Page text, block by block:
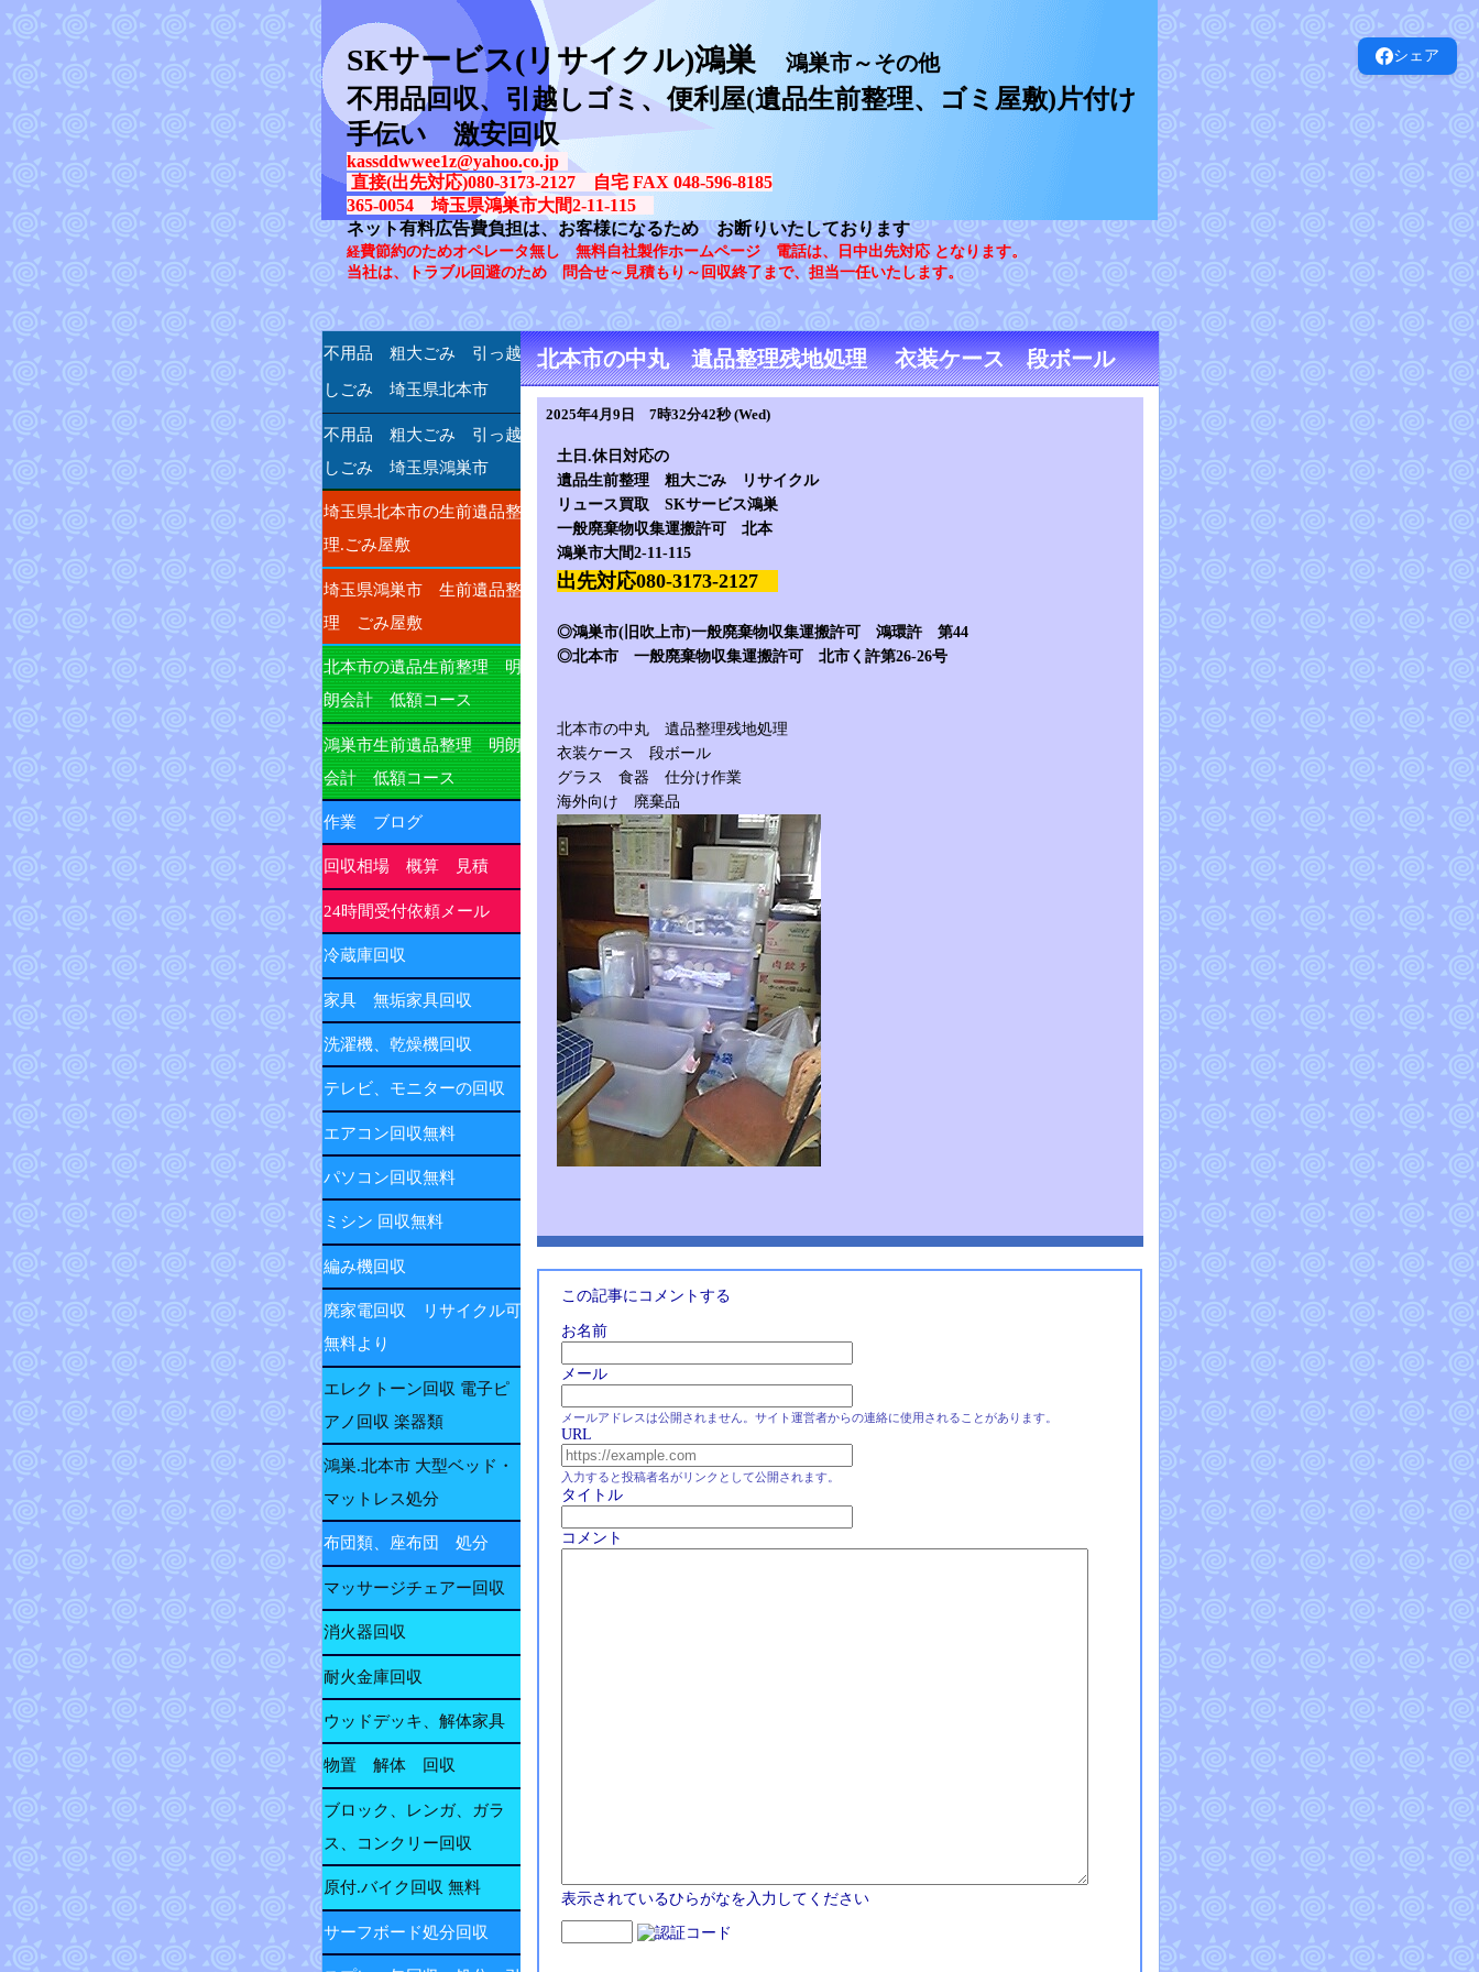
シェア
SKサービス(リサイクル)鴻巣 鴻巣市～その他
不用品回収、引越しゴミ、便利屋(遺品生前整理、ゴミ屋敷)片付け
手伝い 激安回収
kassddwwee1z@yahoo.co.jp
直接(出先対応)080-3173-2127 自宅 FAX 048-596-8185
365-0054 埼玉県鴻巣市大間2-11-115
ネット有料広告費負担は、お客様になるため お断りいたしております
経費節約のためオペレータ無し 無料自社製作ホームページ 電話は、日中出先対応 となります。
当社は、トラブル回避のため 問合せ～見積もり～回収終了まで、担当一任いたします。
北本市の中丸 遺品整理残地処理 衣装ケース 段ボール
2025年4月9日 7時32分42秒 (Wed)
土日.休日対応の
遺品生前整理 粗大ごみ リサイクル
リュース買取 SKサービス鴻巣
一般廃棄物収集運搬許可 北本
鴻巣市大間2-11-115
出先対応080-3173-2127
◎鴻巣市(旧吹上市)一般廃棄物収集運搬許可 鴻環許 第44
◎北本市 一般廃棄物収集運搬許可 北市く許第26-26号
北本市の中丸 遺品整理残地処理
衣装ケース 段ボール
グラス 食器 仕分け作業
海外向け 廃棄品
この記事にコメントする
お名前
メール
メールアドレスは公開されません。サイト運営者からの連絡に使用されることがあります。
URL
入力すると投稿者名がリンクとして公開されます。
タイトル
コメント
表示されているひらがなを入力してください
不用品 粗大ごみ 引っ越
しごみ 埼玉県北本市
不用品 粗大ごみ 引っ越
しごみ 埼玉県鴻巣市
埼玉県北本市の生前遺品整
理.ごみ屋敷
埼玉県鴻巣市 生前遺品整
理 ごみ屋敷
北本市の遺品生前整理 明
朗会計 低額コース
鴻巣市生前遺品整理 明朗
会計 低額コース
作業 ブログ
回収相場 概算 見積
24時間受付依頼メール
冷蔵庫回収
家具 無垢家具回収
洗濯機、乾燥機回収
テレビ、モニターの回収
エアコン回収無料
パソコン回収無料
ミシン 回収無料
編み機回収
廃家電回収 リサイクル可
無料より
エレクトーン回収 電子ピ
アノ回収 楽器類
鴻巣.北本市 大型ベッド・
マットレス処分
布団類、座布団 処分
マッサージチェアー回収
消火器回収
耐火金庫回収
ウッドデッキ、解体家具
物置 解体 回収
ブロック、レンガ、ガラ
ス、コンクリー回収
原付.バイク回収 無料
サーフボード処分回収